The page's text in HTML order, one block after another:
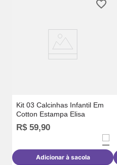
Kit 03 Calcinhas Infantil Em
Cotton Estampa Elisa
R$ 59,90
Adicionar à sacola